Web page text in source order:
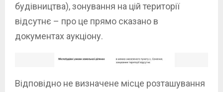
будівництва), зонування на цій території
відсутнє – про це прямо сказано в
документах аукціону.
Відповідно не визначене місце розташування